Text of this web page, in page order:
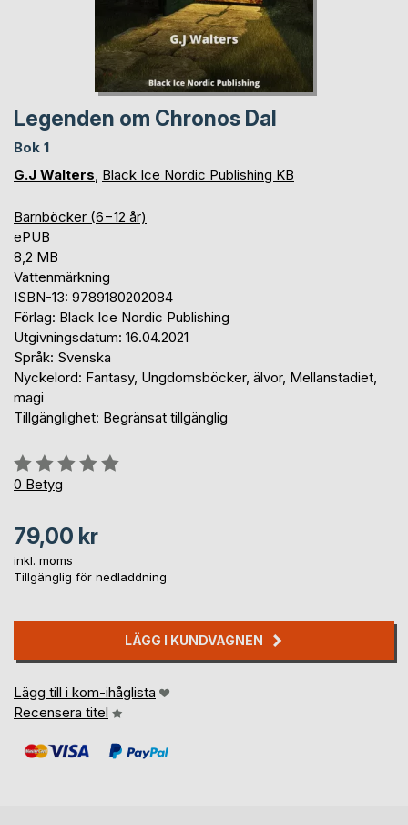
Legenden om Chronos Dal
Bok 1
G.J Walters Black Ice Nordic Publishing KB
Barnböcker (6−12 år)
ePUB
8,2 MB
Vattenmärkning
ISBN-13: 9789180202084
Förlag: Black Ice Nordic Publishing
Utgivningsdatum: 16.04.2021
Språk: Svenska
Nyckelord: Fantasy, Ungdomsböcker, älvor, Mellanstadiet,
magi
Tillgänglighet: Begränsat tillgänglig
Betyg::
0%
0 Betyg
79,00 kr
inkl. moms
Tillgänglig för nedladdning
LÄGG I KUNDVAGNEN
Lägg till i kom-ihåglista
Recensera titel